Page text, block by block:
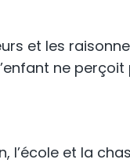
et les
ne perçoit
et la